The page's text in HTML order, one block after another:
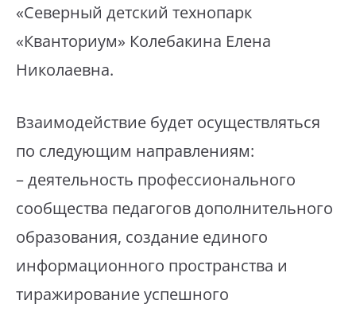
«Северный детский технопарк
«Кванториум» Колебакина Елена
Николаевна.
Взаимодействие будет осуществляться
по следующим направлениям:
– деятельность профессионального
сообщества педагогов дополнительного
образования, создание единого
информационного пространства и
тиражирование успешного